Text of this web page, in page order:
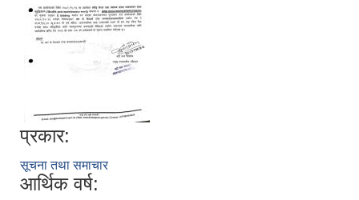
प्रकार:
सूचना तथा समाचार
आर्थिक वर्ष: